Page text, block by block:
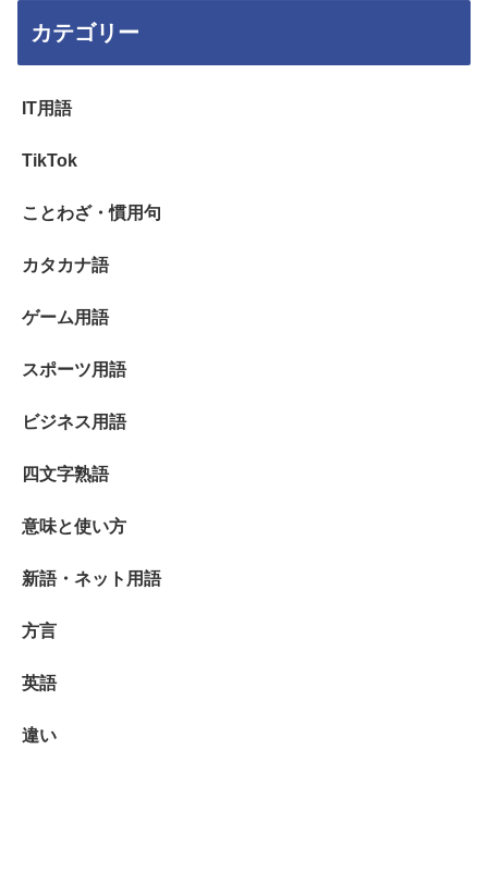
カテゴリー
IT用語
TikTok
ことわざ・慣用句
カタカナ語
ゲーム用語
スポーツ用語
ビジネス用語
四文字熟語
意味と使い方
新語・ネット用語
方言
英語
違い